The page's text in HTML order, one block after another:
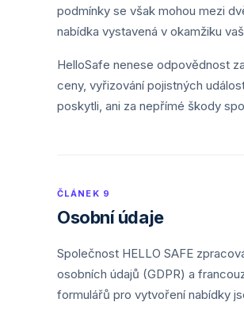
podmínky se však mohou mezi
nabídka vystavená v okamžiku
HelloSafe nenese odpovědnost
ceny, vyřizování pojistných
poskytli, ani za nepřímé škody
ČLÁNEK 9
Osobní údaje
Společnost HELLO SAFE
osobních údajů (GDPR) a
formulářů pro vytvoření nabídky